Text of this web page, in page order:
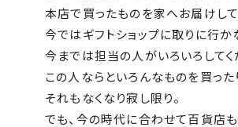
本店で買ったものを家へお届けして
今ではギフトショップに取りに行か
今までは担当の人がいろいろしてく
この人ならといろんなものを買った
それもなくなり寂し限り。
でも、今の時代に合わせて百貨店